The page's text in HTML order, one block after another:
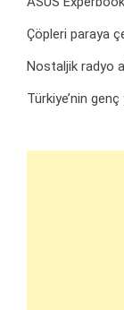
Çöpleri paraya
Nostaljik radyo
Türkiye’nin